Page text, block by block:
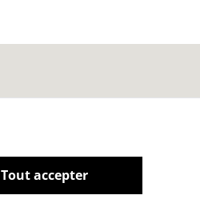
Tout accepter